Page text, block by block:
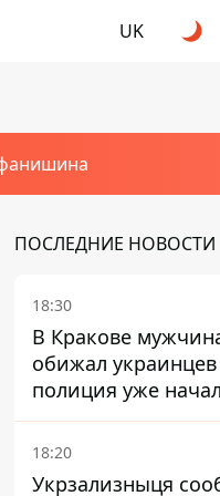
UK
ПОСЛЕДНИЕ НОВОСТИ
18:30
В Кракове
обижал украинцев
полиция уже
расследование
18:20
Укрзализныця